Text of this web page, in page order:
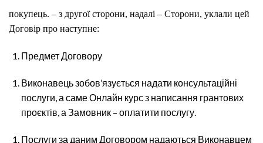
покупець. – з другої сторони, надалі – Сторони, уклали цей
Договір про наступне:
Предмет Договору
Виконавець зобов’язується надати консультаційні
послуги, а саме Онлайн курс з написання грантових
проєктів, а Замовник – оплатити послугу.
Послуги за даним Договором надаються Виконавцем